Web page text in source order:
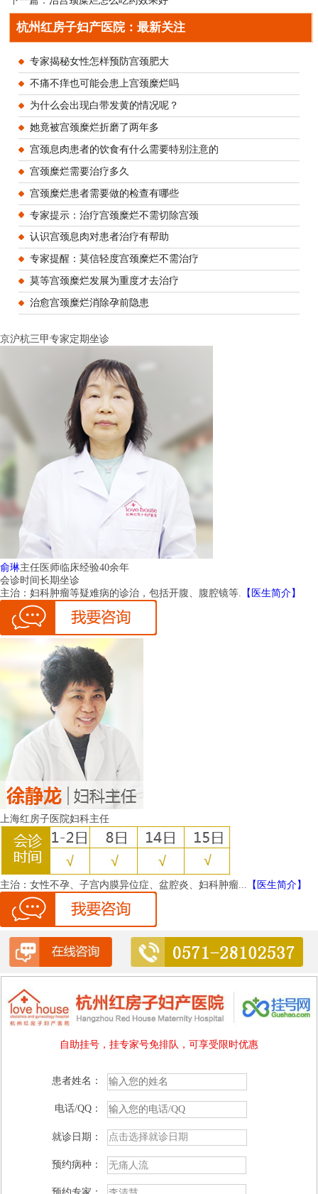
杭州红房子妇产医院：最新关注
专家揭秘女性怎样预防宫颈肥大
不痛不痒也可能会患上宫颈糜烂吗
为什么会出现白带发黄的情况呢？
她竟被宫颈糜烂折磨了两年多
宫颈息肉患者的饮食有什么需要特别注意的
宫颈糜烂需要治疗多久
宫颈糜烂患者需要做的检查有哪些
专家提示：治疗宫颈糜烂不需切除宫颈
认识宫颈息肉对患者治疗有帮助
专家提醒：莫信轻度宫颈糜烂不需治疗
莫等宫颈糜烂发展为重度才去治疗
治愈宫颈糜烂消除孕前隐患
京沪杭三甲专家定期坐诊
俞琳主任医师临床经验40余年
会诊时间长期坐诊
主治： 妇科肿瘤等疑难病的诊治，包括开腹、腹腔镜等. 【医生简介】
上海红房子医院妇科主任
主治： 女性不孕、子宫内膜异位症、盆腔炎、妇科肿瘤... 【医生简介】
自助挂号，挂专家号免排队，可享受限时优惠
患者姓名：
电话/QQ：
就诊日期：
预约病种：